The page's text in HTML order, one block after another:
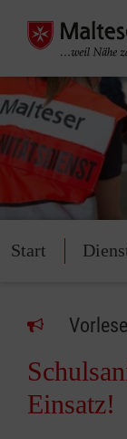
Start
Einsatz!